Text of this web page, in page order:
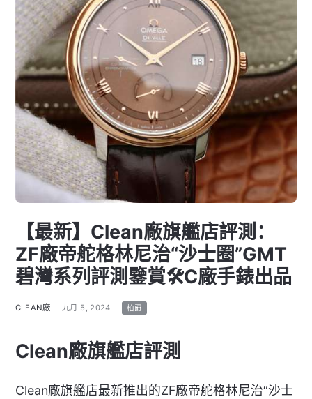
【最新】Clean廠旗艦店評測：
ZF廠帝舵格林尼治“沙士圈”GMT
碧灣系列評測鑒賞🛠C廠手錶出品
CLEAN廠 九月 5, 2024 柏爵
Clean廠旗艦店評測
Clean廠旗艦店最新推出的ZF廠帝舵格林尼治“沙士